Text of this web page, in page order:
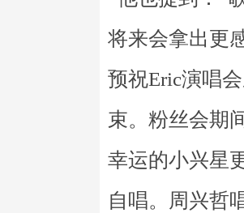
将来会拿出更
预祝Eric演唱
束。粉丝会期
幸运的小兴星
自唱。周兴哲